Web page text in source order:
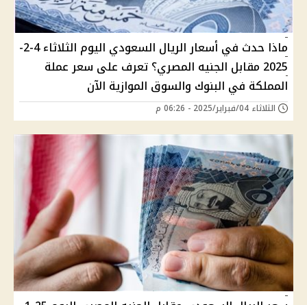
ماذا حدث في أسعار الريال السعودي اليوم الثلاثاء 4-2-
2025 مقابل الجنيه المصري؟ تعرف على سعر عملة
المملكة في البنوك والسوق الموازية الآن
الثلاثاء 04/فبراير/2025 - 06:26 م